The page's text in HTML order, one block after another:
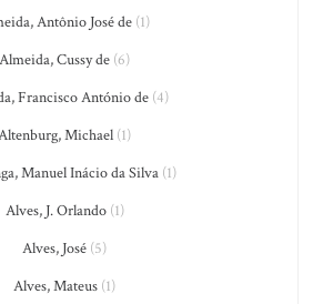
Antônio José de (1)
Almeida, Cussy de (6)
Francisco António de (4)
Michael (1)
Manuel Inácio da Silva(1)
Alves, J. Orlando(1)
Alves, José (5)
Alves, Mateus (1)